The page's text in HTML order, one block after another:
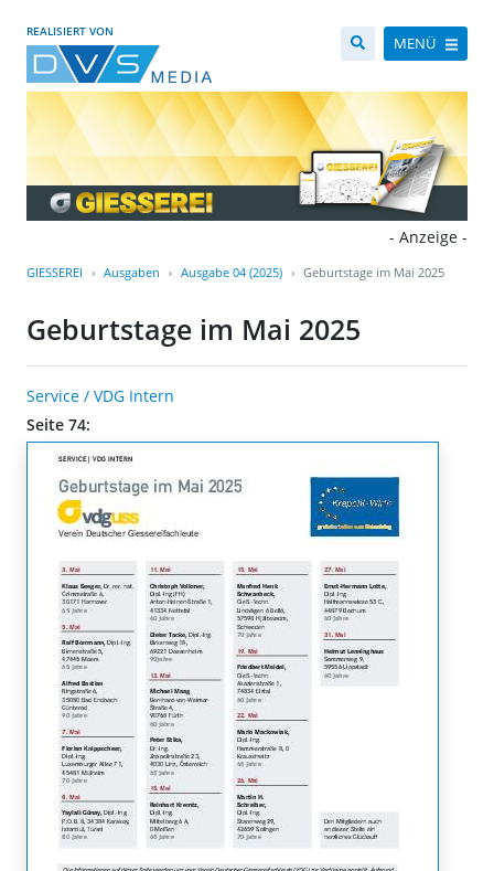
REALISIERT VON
MENÜ
- Anzeige -
GIESSEREI Ausgaben Ausgabe 04 (2025) Geburtstage im Mai 2025
Geburtstage im Mai 2025
Service / VDG Intern
Seite 74: